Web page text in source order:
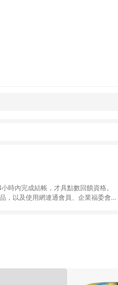
時內完成結帳，才具點數回饋資格。
，以及使用網連通會員、企業福委會員
，將無法獲得點數回饋。 5. 點數回
「回饋無上限」)，以同一訂單中同一